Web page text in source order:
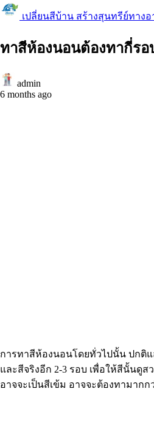
เปลี่ยนสีบ้าน สร้างสุนทรีย์ทางอ
ทาสีห้องนอนต้องทากี่รอ
admin
6 months ago
การทาสีห้องนอนโดยทั่วไปนั้น ปกติ
และสีจริงอีก 2-3 รอบ เพื่อให้สีนั้นดูส
อาจจะเป็นสีเข้ม อาจจะต้องทามากก